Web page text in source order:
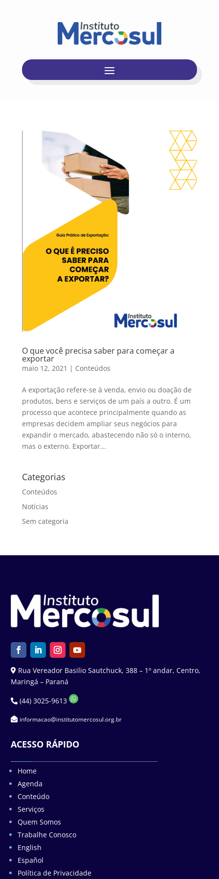
O que você precisa saber para começar a
exportar
maio 12, 2021 | Conteúdos
A exportação refere-se à venda, envio ou doação de
produtos, bens e serviços de um país a outro. É um
processo que acontece principalmente quando as
empresas decidem ampliar seus negócios para
expandir o mercado, abastecendo não só o interno,
mas o externo. Exportar...
Categorias
Conteúdos
Notícias
Sem categoria
Rua Vereador Basilio Sautchuck, 388 – 1º andar, Centro,
Maringá – Paraná
(44) 3025-9613
informacao@institutomercosul.org.br
ACESSO RÁPIDO
Home
Agenda
Conteúdo
Serviços
Quem Somos
Trabalhe Conosco
English
Español
Política de Privacidade